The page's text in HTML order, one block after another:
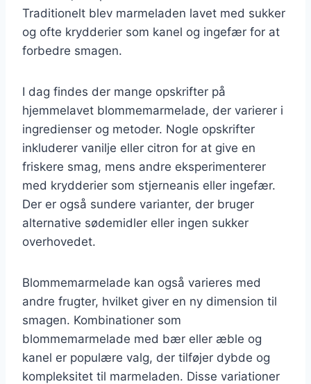
Traditionelt blev marmeladen lavet med sukker
og ofte krydderier som kanel og ingefær for at
forbedre smagen.
I dag findes der mange opskrifter på
hjemmelavet blommemarmelade, der varierer i
ingredienser og metoder. Nogle opskrifter
inkluderer vanilje eller citron for at give en
friskere smag, mens andre eksperimenterer
med krydderier som stjerneanis eller ingefær.
Der er også sundere varianter, der bruger
alternative sødemidler eller ingen sukker
overhovedet.
Blommemarmelade kan også varieres med
andre frugter, hvilket giver en ny dimension til
smagen. Kombinationer som
blommemarmelade med bær eller æble og
kanel er populære valg, der tilføjer dybde og
kompleksitet til marmeladen. Disse variationer